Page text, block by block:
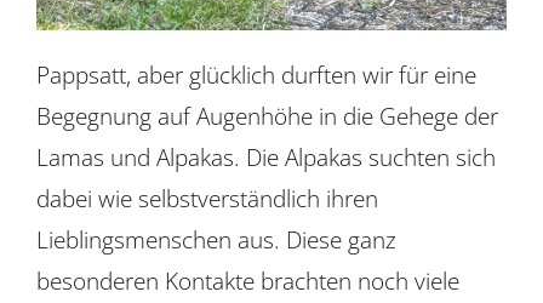
Pappsatt, aber glücklich durften wir für eine
Begegnung auf Augenhöhe in die Gehege der
Lamas und Alpakas. Die Alpakas suchten sich
dabei wie selbstverständlich ihren
Lieblingsmenschen aus. Diese ganz
besonderen Kontakte brachten noch viele